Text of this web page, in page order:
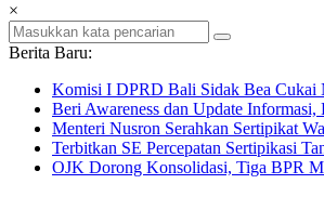
×
Berita Baru:
Komisi I DPRD Bali Sidak Bea Cukai
Beri Awareness dan Update
Menteri Nusron Serahkan Sertipikat
Terbitkan SE Percepatan Sertipikasi
OJK Dorong Konsolidasi, Tiga BPR